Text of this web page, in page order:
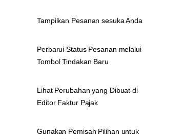
Tampilkan Pesanan sesuka Anda
Perbarui Status Pesanan melalui
Tombol Tindakan Baru
Lihat Perubahan yang Dibuat di
Editor Faktur Pajak
Gunakan Pemisah Pilihan untuk